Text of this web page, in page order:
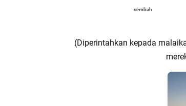
sembah
(Diperintahkan kepada